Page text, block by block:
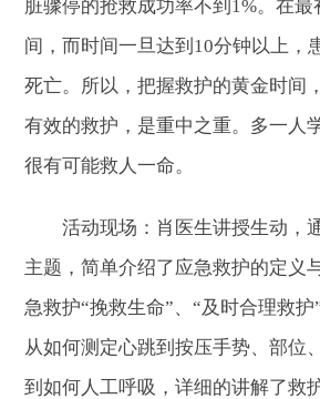
脏骤停的抢救成功率不到1%。在
间，而时间一旦达到10分钟以上，
死亡。所以，把握救护的黄金时间
有效的救护，是重中之重。多一人
很有可能救人一命。
活动现场：肖医生讲授生动，
主题，简单介绍了应急救护的定义
急救护“挽救生命”、“及时合理救护
从如何测定心跳到按压手势、部位
到如何人工呼吸，详细的讲解了救